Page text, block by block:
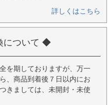
詳しくはこちら
について ◆
を期しておりますが、万一
、商品到着後７日以内にお
きましては、未開封・未使